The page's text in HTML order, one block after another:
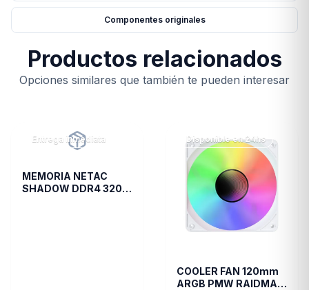
Componentes originales
Productos relacionados
Opciones similares que también te pueden interesar
Entrega inmediata
MEMORIA NETAC
SHADOW DDR4 3200
Disponible en 24hs
COOLER FAN 120mm
ARGB PMW RAIDMAX